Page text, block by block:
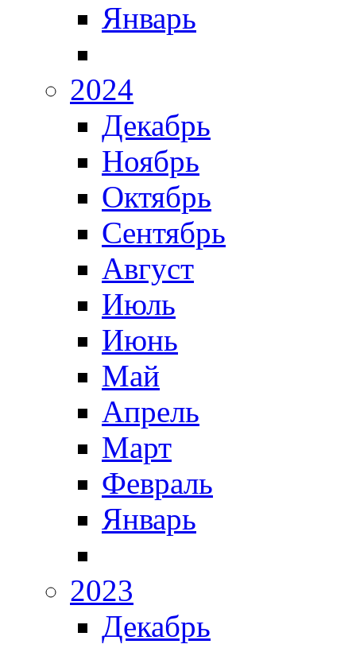
Январь
2024
Декабрь
Ноябрь
Октябрь
Сентябрь
Август
Июль
Июнь
Май
Апрель
Март
Февраль
Январь
2023
Декабрь